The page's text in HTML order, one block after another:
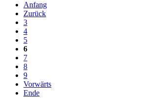
Anfang
Zurück
3
4
5
6
7
8
9
Vorwärts
Ende